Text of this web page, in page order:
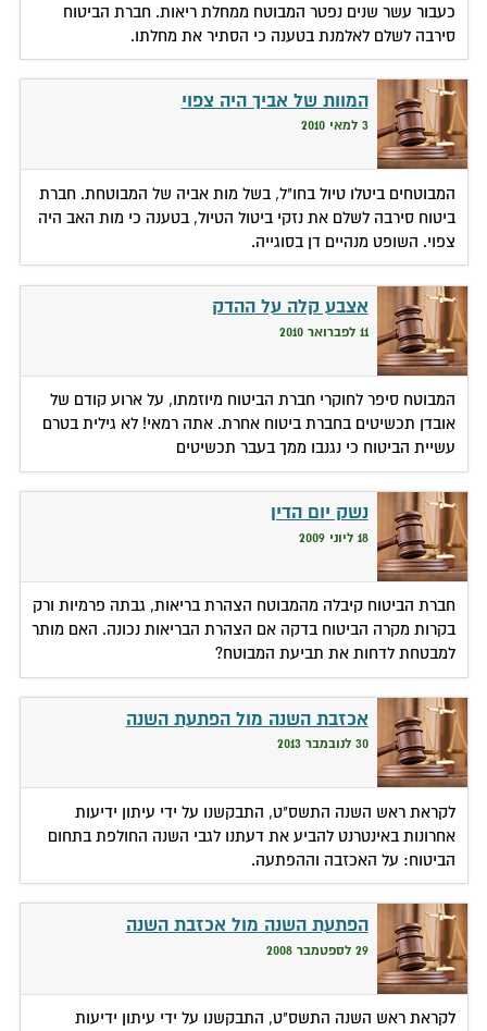
כעבור עשר שנים נפטר המבוטח ממחלת ריאות. חברת הביטוח
סירבה לשלם לאלמנת בטענה כי הסתיר את מחלתו.
המוות של אביך היה צפוי
3 למאי 2010
המבוטחים ביטלו טיול בחו"ל, בשל מות אביה של המבוטחת. חברת
ביטוח סירבה לשלם את נזקי ביטול הטיול, בטענה כי מות האב היה
צפוי. השופט מנהיים דן בסוגייה.
אצבע קלה על ההדק
11 לפברואר 2010
המבוטח סיפר לחוקרי חברת הביטוח מיוזמתו, על ארוע קודם של
אובדן תכשיטים בחברת ביטוח אחרת. אתה רמאי! לא גילית בטרם
עשיית הביטוח כי נגנבו ממך בעבר תכשיטים
נשק יום הדין
18 ליוני 2009
חברת הביטוח קיבלה מהמבוטח הצהרת בריאות, גבתה פרמיות ורק
בקרות מקרה הביטוח בדקה אם הצהרת הבריאות נכונה. האם מותר
למבטחת לדחות את תביעת המבוטח?
אכזבת השנה מול הפתעת השנה
30 לנובמבר 2013
לקראת ראש השנה התשס"ט, התבקשנו על ידי עיתון ידיעות
אחרונות באינטרנט להביע את דעתנו לגבי השנה החולפת בתחום
הביטוח: על האכזבה וההפתעה.
הפתעת השנה מול אכזבת השנה
29 לספטמבר 2008
לקראת ראש השנה התשס"ט, התבקשנו על ידי עיתון ידיעות